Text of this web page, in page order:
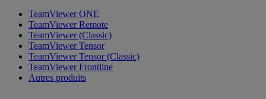
TeamViewer ONE
TeamViewer Remote
TeamViewer (Classic)
TeamViewer Tensor
TeamViewer Tensor (Classic)
TeamViewer Frontline
Autres produits